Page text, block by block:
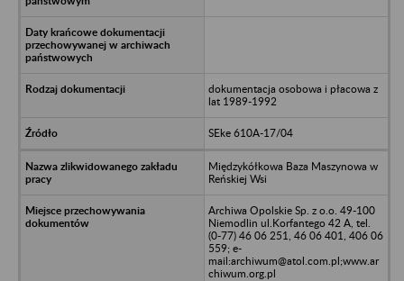
dokumentacja osobowa i płacowa z
lat 1989-1992
SEke 610A-17/04
Międzykółkowa Baza Maszynowa w
Reńskiej Wsi
Archiwa Opolskie Sp. z o.o. 49-100
Niemodlin ul.Korfantego 42 A, tel.
(0-77) 46 06 251, 46 06 401, 406 06
559; e-
mail:archiwum@atol.com.pl;www.ar
chiwum.org.pl